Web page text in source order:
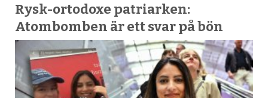
Rysk-ortodoxe patriarken:
Atombomben är ett svar på bön